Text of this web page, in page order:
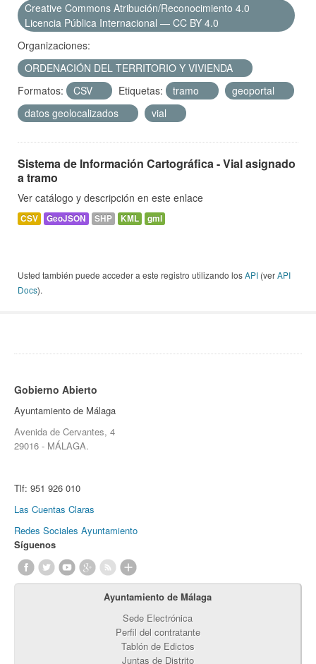
Creative Commons Atribución/Reconocimiento 4.0
Licencia Pública Internacional — CC BY 4.0
Organizaciones:
ORDENACIÓN DEL TERRITORIO Y VIVIENDA
Formatos:
CSV Etiquetas: tramo
geoportal
datos geolocalizados
vial
Sistema de Información Cartográfica - Vial asignado
a tramo
Ver catálogo y descripción en este enlace
CSV GeoJSON SHP KML gml
Usted también puede acceder a este registro utilizando losAPI (verAPI
Docs).
Gobierno Abierto
Ayuntamiento de Málaga
Avenida de Cervantes, 4
29016 - MÁLAGA.
Tlf: 951 926 010
Las Cuentas Claras
Redes Sociales Ayuntamiento
Síguenos
Ayuntamiento de Málaga
Sede Electrónica
Perfil del contratante
Tablón de Edictos
Juntas de Distrito